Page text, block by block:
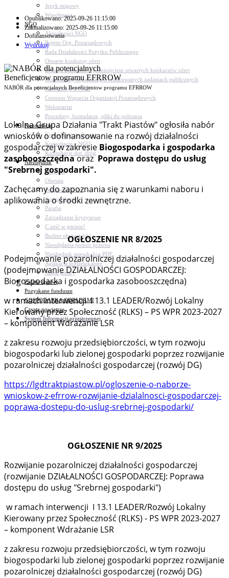
Język migowy
Współpraca
NGO
Aktualności NGO
Rejestr Org. Pozarządowych
Rada Działalności Pożytku Publicznego
Otwarte konkursy ofert
Dotacje udzielone z pominięciem otwartych konkursów ofert
Komunikaty organizacji o realizowanych zadaniach publicznych
Konsultacje z NGO
Centrum Wsparcia Organizacji Pozarządowych
Wolontariat
Procedury, formularze, pliki do pobrania
Konsultacje
Konsultacje społeczne
Konsultacje z NGO
Konsultacje dot. dróg
Niezbędnik
Zdrowie
Oświata
Bezpieczeństwo
Komunikacja
Parafie
Zarządzanie kryzysowe
C.ześć w gminie!
Budżet obywatelski
Nieodpłatna pomoc prawna
Niezbędnik mieszkańca PDF
Aplikacja mMieszkaniec
Mapa gminy
Załatw sprawę
Pozyskane fundusze
GOSPODARKA ODPADAMI
Czyste powietrze
System Informacji przestrzennej
Opublikowano: 2025-09-26 11:15:00
Zaktualizowano: 2025-09-26 11:15:00
Dofinansowania
Wydrukuj
NABÓR dla potencjalnych Beneficjentow programu EFRROW
Lokalna Grupa Działania "Trakt Piastów" ogłosiła nabór
wniosków o dofinansowanie na rozwój działalności
gospodarczej w zakresie Biogospodarka i gospodarka
zasobooszczędnaoraz Poprawa dostępu do usług
"Srebrnej gospodarki".
Zachęcamy do zapoznania się z warunkami naboru i
aplikowania o środki zewnętrzne.
OGŁOSZENIE NR 8/2025
Podejmowanie pozarolniczej działalności gospodarczej
(podejmowanie DZIAŁALNOŚCI GOSPODARCZEJ:
Biogospodarka i gospodarka zasobooszczędna)
w ramach interwencji I 13.1 LEADER/Rozwój Lokalny
Kierowany przez Społeczność (RLKS) – PS WPR 2023-2027
– komponent Wdrażanie LSR
z zakresu rozwoju przedsiębiorczości, w tym rozwoju
biogospodarki lub zielonej gospodarki poprzez rozwijanie
pozarolniczej działalności gospodarczej (rozwój DG)
https://lgdtraktpiastow.pl/ogloszenie-o-naborze-
wnioskow-z-efrrow-rozwijanie-dzialalnosci-gospodarczej-
poprawa-dostepu-do-uslug-srebrnej-gospodarki/
OGŁOSZENIE NR 9/2025
Rozwijanie pozarolniczej działalności gospodarczej
(rozwijanie DZIAŁALNOŚCI GOSPODARCZEJ: Poprawa
dostępu do usług "Srebrnej gospodarki")
w ramach interwencji I 13.1 LEADER/Rozwój Lokalny
Kierowany przez Społeczność (RLKS) - PS WPR 2023-2027
– komponent Wdrażanie LSR
z zakresu rozwoju przedsiębiorczości, w tym rozwoju
biogospodarki lub zielonej gospodarki poprzez rozwijanie
pozarolniczej działalności gospodarczej (rozwój DG)